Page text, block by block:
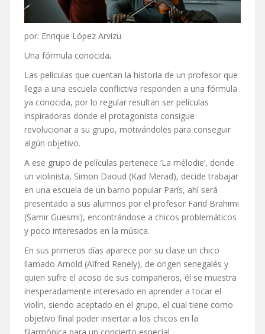
por: Enrique López Arvizu
Una fórmula conocida.
Las películas que cuentan la historia de un profesor que
llega a una escuela conflictiva responden a una fórmula
ya conocida, por lo regular resultan ser películas
inspiradoras donde el protagonista consigue
revolucionar a su grupo, motivándoles para conseguir
algún objetivo.
A ese grupo de películas pertenece ‘La mélodie’, donde
un violinista, Simon Daoud (Kad Merad), decide trabajar
en una escuela de un barrio popular París, ahí será
presentado a sus alumnos por el profesor Farid Brahimi
(Samir Guesmi), encontrándose a chicos problemáticos
y poco interesados en la música.
En sus primeros días aparece por su clase un chico
llamado Arnold (Alfred Renely), de origen senegalés y
quien sufre el acoso de sus compañeros, él se muestra
inesperadamente interesado en aprender a tocar el
violín, siendo aceptado en el grupo, el cual tiene como
objetivo final poder insertar a los chicos en la